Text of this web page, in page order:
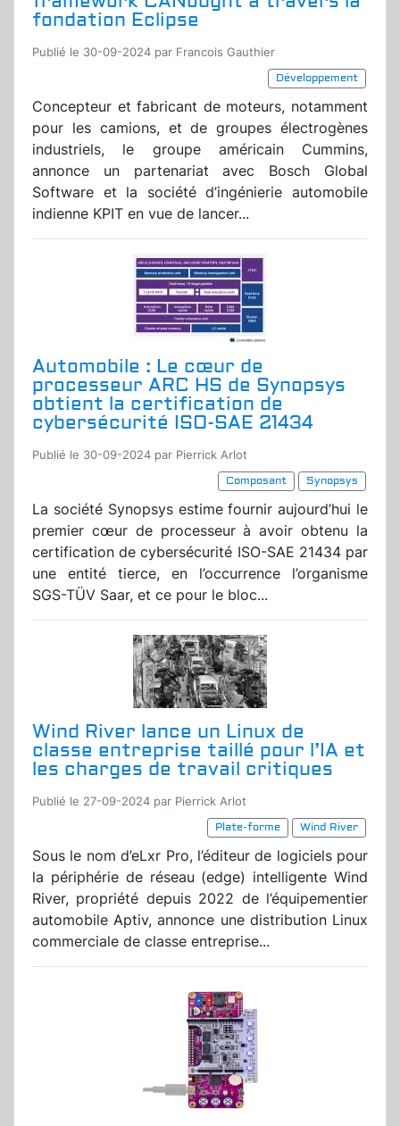
fondation Eclipse
Publié le 30-09-2024 par Francois Gauthier
Développement
Concepteur et fabricant de moteurs, notamment
pour les camions, et de groupes électrogènes
industriels, le groupe américain Cummins,
annonce un partenariat avec Bosch Global
Software et la société d’ingénierie automobile
indienne KPIT en vue de lancer...
Automobile : Le cœur de
processeur ARC HS de Synopsys
obtient la certification de
cybersécurité ISO-SAE 21434
Publié le 30-09-2024 par Pierrick Arlot
Composant
Synopsys
La société Synopsys estime fournir aujourd’hui le
premier cœur de processeur à avoir obtenu la
certification de cybersécurité ISO-SAE 21434 par
une entité tierce, en l’occurrence l’organisme
SGS-TÜV Saar, et ce pour le bloc...
Wind River lance un Linux de
classe entreprise taillé pour l’IA et
les charges de travail critiques
Publié le 27-09-2024 par Pierrick Arlot
Plate-forme
Wind River
Sous le nom d’eLxr Pro, l’éditeur de logiciels pour
la périphérie de réseau (edge) intelligente Wind
River, propriété depuis 2022 de l’équipementier
automobile Aptiv, annonce une distribution Linux
commerciale de classe entreprise...